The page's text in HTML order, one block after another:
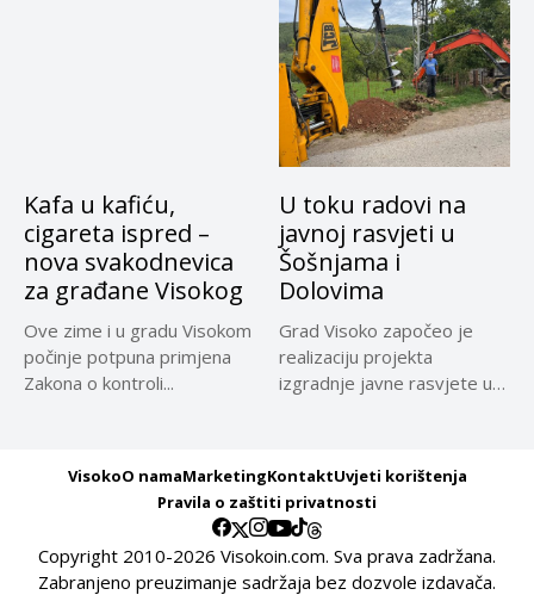
Kafa u kafiću,
cigareta ispred –
nova svakodnevica
za građane Visokog
Ove zime i u gradu Visokom
počinje potpuna primjena
Zakona o kontroli...
U toku radovi na
javnoj rasvjeti u
Šošnjama i
Dolovima
Grad Visoko započeo je
realizaciju projekta
izgradnje javne rasvjete u
VisokoO namaMarketingKontaktUvjeti korištenja
Pravila o zaštiti privatnosti
Copyright 2010-2026 Visokoin.com. Sva prava zadržana.
Zabranjeno preuzimanje sadržaja bez dozvole izdavača.